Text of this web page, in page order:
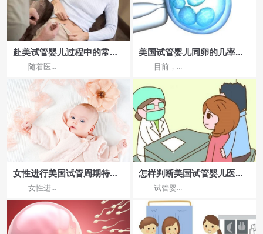
赴美试管婴儿过程中的常见
问题与解决方案
随着医...
美国试管婴儿同卵的几率是
多少?
目前，...
女性进行美国试管周期特别
女性进...
怎样判断美国试管婴儿医院
的专业性，医生资质有多重
要？
试管婴...